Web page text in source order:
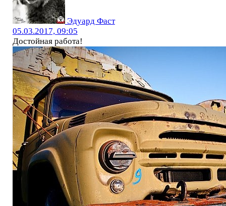
Эдуард Фаст
05.03.2017, 09:05
Достойная работа!